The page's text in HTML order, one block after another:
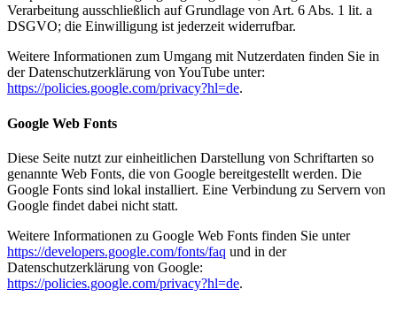
Verarbeitung ausschließlich auf Grundlage von Art. 6 Abs. 1 lit. a
DSGVO; die Einwilligung ist jederzeit widerrufbar.
Weitere Informationen zum Umgang mit Nutzerdaten finden Sie in
der Datenschutzerklärung von YouTube unter:
https://policies.google.com/privacy?hl=de.
Google Web Fonts
Diese Seite nutzt zur einheitlichen Darstellung von Schriftarten so
genannte Web Fonts, die von Google bereitgestellt werden. Die
Google Fonts sind lokal installiert. Eine Verbindung zu Servern von
Google findet dabei nicht statt.
Weitere Informationen zu Google Web Fonts finden Sie unter
https://developers.google.com/fonts/faq und in der
Datenschutzerklärung von Google:
https://policies.google.com/privacy?hl=de.